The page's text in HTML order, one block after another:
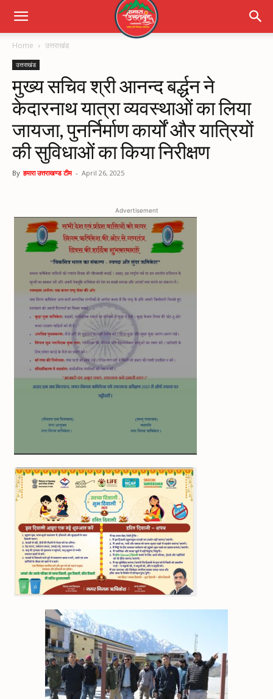
Home उत्तराखंड
उत्तराखंड
मुख्य सचिव श्री आनन्द बर्द्धन ने
केदारनाथ यात्रा व्यवस्थाओं का लिया
जायजा, पुनर्निर्माण कार्यों और यात्रियों
की सुविधाओं का किया निरीक्षण
By हमारा उत्तराखण्ड टीम - April 26, 2025
Advertisement